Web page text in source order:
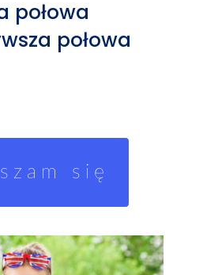
połowa
połowa
się